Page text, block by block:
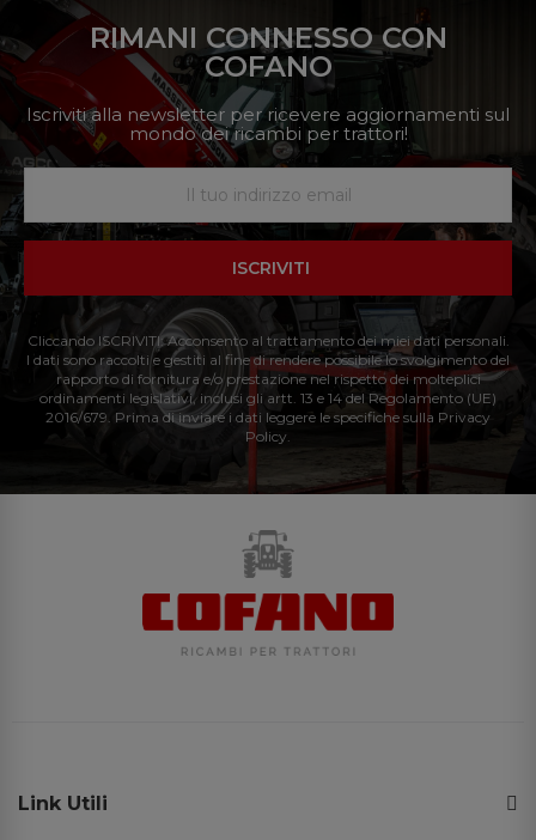
RIMANI CONNESSO CON
COFANO
Iscriviti alla newsletter per ricevere aggiornamenti sul
mondo dei ricambi per trattori!
ISCRIVITI
Cliccando ISCRIVITI: Acconsento al trattamento dei miei dati personali.
I dati sono raccolti e gestiti al fine di rendere possibile lo svolgimento del
rapporto di fornitura e/o prestazione nel rispetto dei molteplici
ordinamenti legislativi, inclusi gli artt. 13 e 14 del Regolamento (UE)
2016/679. Prima di inviare i dati leggere le specifiche sulla Privacy
Policy.
Link Utili